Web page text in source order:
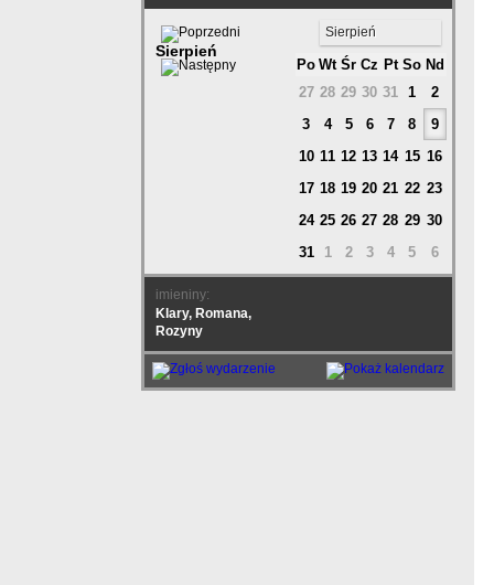
Sierpień
Sierpień
Po Wt Śr Cz Pt So Nd
27 28 29 30 31 1
2
3
4 5 6 7 8
9
10 11 12 13 14 15 16
17 18 19 20 21 22 23
24 25 26 27 28 29 30
31
1 2 3 4 5 6
imieniny:
Klary, Romana,
Rozyny